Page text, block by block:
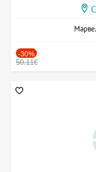
-30%
50.11€